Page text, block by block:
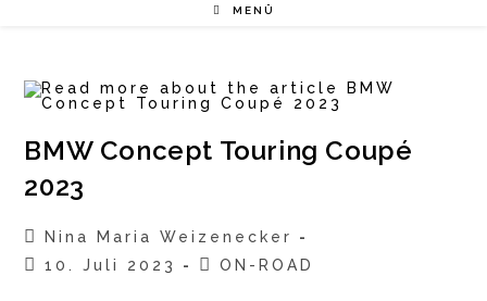
MENÜ
BMW Concept Touring Coupé
2023
Beitrags-
Autor:
Nina Maria Weizenecker
Beitrag
10. Juli 2023
Beitrags-
ON-ROAD